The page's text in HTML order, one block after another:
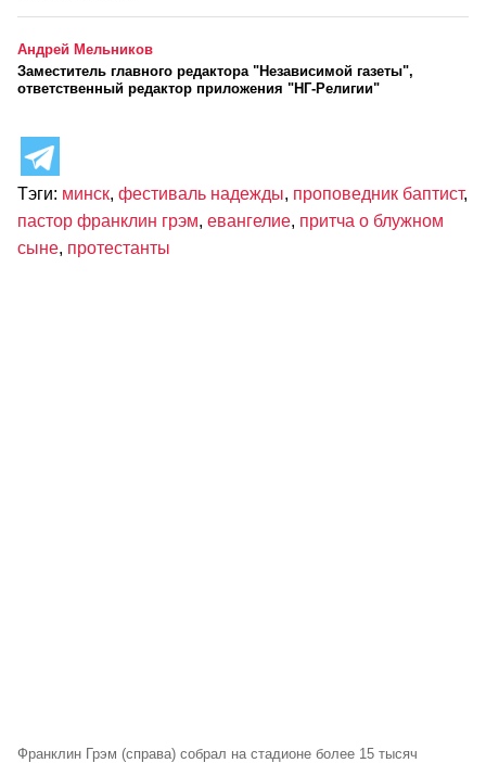
Андрей Мельников
Заместитель главного редактора "Независимой газеты",
ответственный редактор приложения "НГ-Религии"
Тэги: минск, фестиваль надежды, проповедник баптист,
пастор франклин грэм, евангелие, притча о блужном
сыне, протестанты
Франклин Грэм (справа) собрал на стадионе более 15 тысяч